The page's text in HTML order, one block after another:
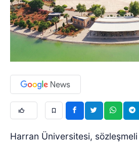
Harran Üniversitesi, sözleşmeli